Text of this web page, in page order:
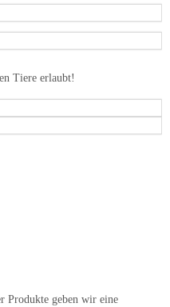
Tiere erlaubt!
Produkte geben wir eine